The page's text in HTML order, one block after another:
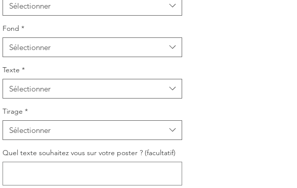
Sélectionner
Fond *
Sélectionner
Texte *
Sélectionner
Tirage *
Sélectionner
Quel texte souhaitez vous sur votre poster ? (facultatif)